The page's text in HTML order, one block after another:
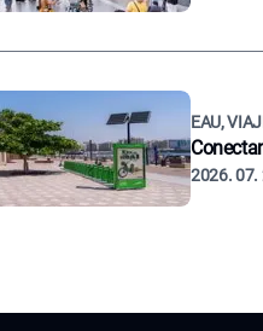
EAU,
2026. 07.